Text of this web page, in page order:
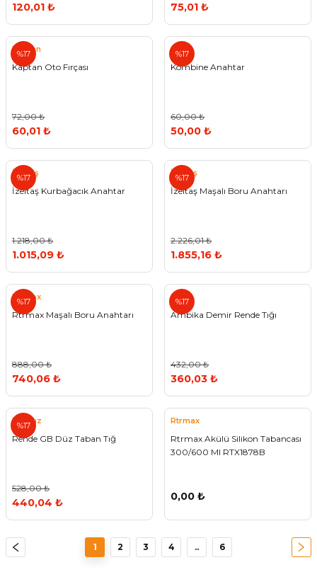
120,01 ₺ 75,01 ₺
%17
Kaptan
Kaptan Oto Fırçası
72,00 ₺
60,01 ₺
%17
Kombine Anahtar
60,00 ₺
50,00 ₺
%17
İzeltaş
İzeltaş Kurbağacık Anahtar
1.218,00 ₺
1.015,09 ₺
%17
İzeltaş
İzeltaş Maşalı Boru Anahtarı
2.226,01 ₺
1.855,16 ₺
%17
Rtrmax
Rtrmax Maşalı Boru Anahtarı
888,00 ₺
740,06 ₺
%17
Ambika Demir Rende Tığı
432,00 ₺
360,03 ₺
%17
Eryıldız
Rende GB Düz Taban Tığ
528,00 ₺
440,04 ₺
Rtrmax
Rtrmax Akülü Silikon Tabancası
300/600 Ml RTX1878B
0,00 ₺
1 2 3 4 .. 6